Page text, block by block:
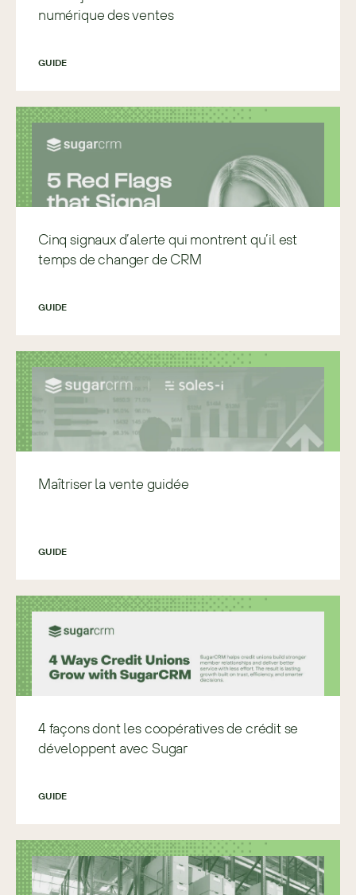
numérique des ventes
GUIDE
Cinq signaux d’alerte qui montrent qu’il est
temps de changer de CRM
GUIDE
Maîtriser la vente guidée
GUIDE
4 façons dont les coopératives de crédit se
développent avec Sugar
GUIDE